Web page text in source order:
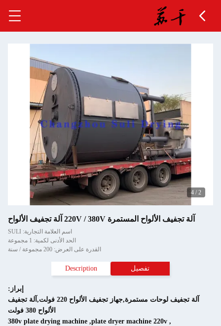
/
4
آلة تجفيف الألواح المستمرة 220V / 380V آلة تجفيف الألواح
اسم العلامة التجارية: SULI
الحد الأدنى لكمية: 1 مجموعة
القدرة على العرض: 200 مجموعة / سنة
تفصيل Description
إبراز:
آلة تجفيف لوحات مستمرة,جهاز تجفيف الألواح 220 فولت,آلة تجفيف
الألواح 380 فولت
plate dryer machine 220v
,
380v plate drying machine